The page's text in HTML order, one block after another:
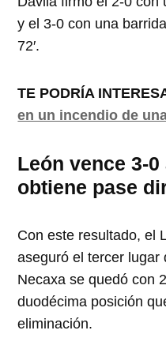
y el 3-0 con una
72′.
TE PODRÍA
en un incendio de
León vence 3-
obtiene pase
Con este resultado, el
aseguró el tercer lugar
Necaxa se quedó con
duodécima posición
eliminación.